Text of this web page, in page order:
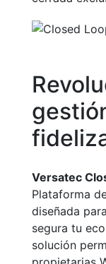
Versatec
Plataforma
diseñada
segura tu
solución